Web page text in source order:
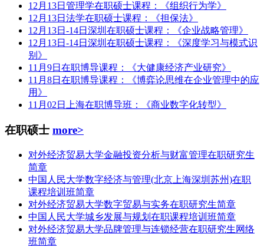
12月13日管理学在职硕士课程：《组织行为学》
12月13日法学在职硕士课程：《担保法》
12月13日-14日深圳在职硕士课程：《企业战略管理》
12月13日-14日深圳在职硕士课程：《深度学习与模式识
别》
11月9日在职博导课程：《大健康经济产业研究》
11月8日在职博导课程：《博弈论思维在企业管理中的应
用》
11月02日上海在职博导班：《商业数字化转型》
在职硕士 more>
对外经济贸易大学金融投资分析与财富管理在职研究生
简章
中国人民大学数字经济与管理(北京上海深圳苏州)在职
课程培训班简章
对外经济贸易大学数字贸易与实务在职研究生简章
中国人民大学城乡发展与规划在职课程培训班简章
对外经济贸易大学品牌管理与连锁经营在职研究生网络
班简章